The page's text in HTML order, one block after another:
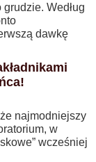
Według
dawkę
najmodniejszy
w
wcześniej